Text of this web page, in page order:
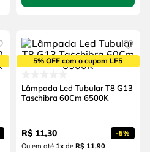
5% OFF com o cupom LF5
Lâmpada Led Tubular T8 G13
Taschibra 60Cm 6500K
R$ 11,30 -5%
Ou em até 1xde R$ 11,90